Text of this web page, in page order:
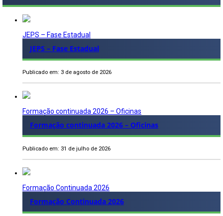
JEPS – Fase Estadual
JEPS – Fase Estadual
Publicado em: 3 de agosto de 2026
Formação continuada 2026 – Oficinas
Formação continuada 2026 – Oficinas
Publicado em: 31 de julho de 2026
Formação Continuada 2026
Formação Continuada 2026